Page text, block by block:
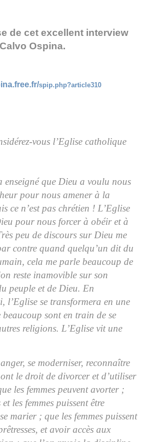
de cet excellent interview
Ospina.
spip.php?article310
vous l’Eglise catholique
enseigné que Dieu a voulu nous
pour nous amener à la
ce n’est pas chrétien ! L’Eglise
pour nous forcer à obéir et à
peu de discours sur Dieu me
contre quand quelqu’un dit du
cela me parle beaucoup de
reste inamovible sur son
peuple et de Dieu. En
l’Eglise se transformera en une
beaucoup sont en train de se
religions. L’Eglise vit une
se moderniser, reconnaître
le droit de divorcer et d’utiliser
les femmes peuvent avorter ;
les femmes puissent être
marier ; que les femmes puissent
et avoir accès aux